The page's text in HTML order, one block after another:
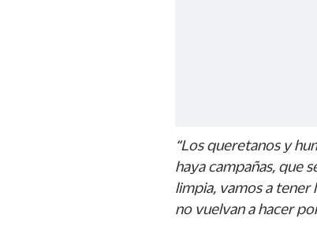
“Los queretanos y
haya campañas, que
limpia, vamos a
no vuelvan a hacer